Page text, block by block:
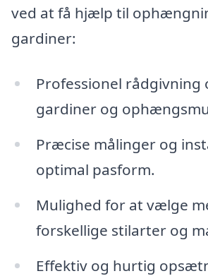
ved at få hjælp til
gardiner:
Professionel rådgivning
gardiner og
Præcise målinger og
optimal pasform.
Mulighed for at vælge
forskellige stilarter og
Effektiv og hurtig